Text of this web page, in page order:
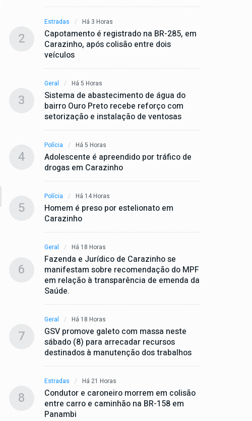
2
Estradas Há 3 Horas
Capotamento é registrado na BR-285, em
Carazinho, após colisão entre dois
veículos
3
Geral Há 5 Horas
Sistema de abastecimento de água do
bairro Ouro Preto recebe reforço com
setorização e instalação de ventosas
4
Polícia Há 5 Horas
Adolescente é apreendido por tráfico de
drogas em Carazinho
5
Polícia Há 14 Horas
Homem é preso por estelionato em
Carazinho
6
Geral Há 18 Horas
Fazenda e Jurídico de Carazinho se
manifestam sobre recomendação do MPF
em relação à transparência de emenda da
Saúde.
7
Geral Há 18 Horas
GSV promove galeto com massa neste
sábado (8) para arrecadar recursos
destinados à manutenção dos trabalhos
8
Estradas Há 21 Horas
Condutor e caroneiro morrem em colisão
entre carro e caminhão na BR-158 em
Panambi